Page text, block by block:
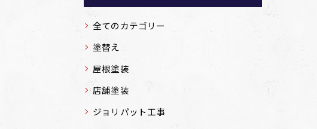
全てのカテゴリー
塗替え
屋根塗装
店舗塗装
ジョリパット工事